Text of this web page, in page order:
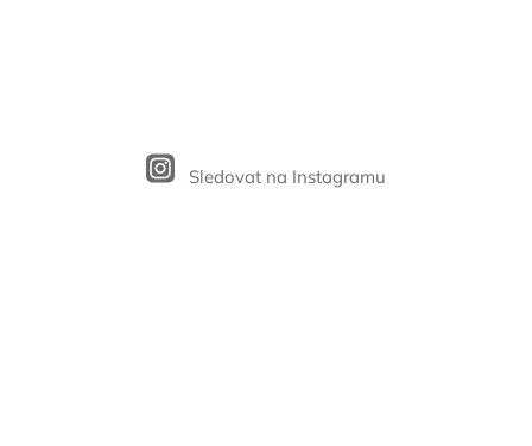
Sledovat na Instagramu